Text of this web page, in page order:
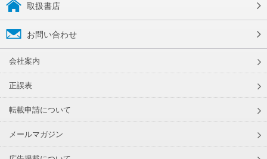
取扱書店
お問い合わせ
会社案内
正誤表
転載申請について
メールマガジン